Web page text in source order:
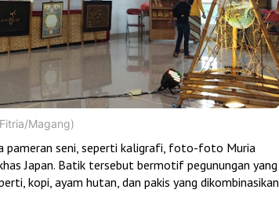
Magang)
pameran seni, seperti kaligrafi, foto-foto Muria
Japan. Batik tersebut bermotif pegunungan yang
kopi, ayam hutan, dan pakis yang dikombinasikan